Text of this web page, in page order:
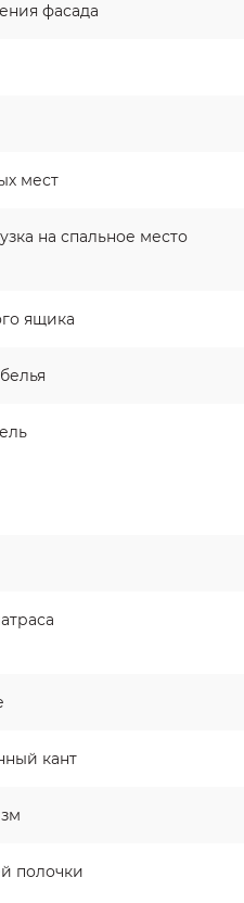
фасада
мест
на спальное место
ящика
кант
полочки